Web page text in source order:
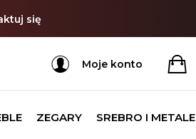
się
Moje konto
ZEGARY SREBRO I METALE